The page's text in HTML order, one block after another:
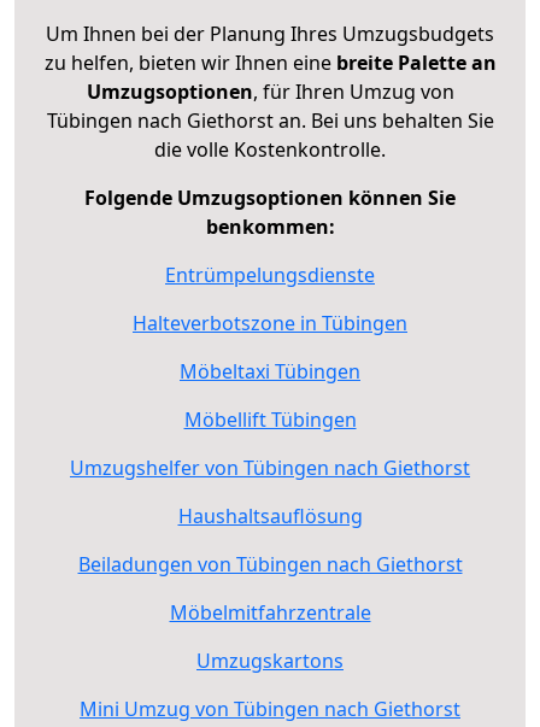
Um Ihnen bei der Planung Ihres Umzugsbudgets
zu helfen, bieten wir Ihnen eine breite Palette an
Umzugsoptionen, für Ihren Umzug von
Tübingen nach Giethorst an. Bei uns behalten Sie
die volle Kostenkontrolle.
Folgende Umzugsoptionen können Sie
benkommen:
Entrümpelungsdienste
Halteverbotszone in Tübingen
Möbeltaxi Tübingen
Möbellift Tübingen
Umzugshelfer von Tübingen nach Giethorst
Haushaltsauflösung
Beiladungen von Tübingen nach Giethorst
Möbelmitfahrzentrale
Umzugskartons
Mini Umzug von Tübingen nach Giethorst